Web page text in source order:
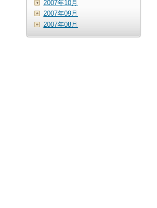
2007年10月
2007年09月
2007年08月